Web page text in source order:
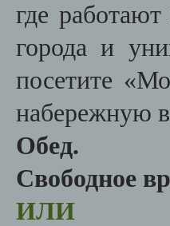
где
города и
посетите
набережную
Обед.
Свободное
ИЛИ